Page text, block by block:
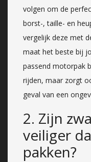
volgen om de
borst-, taille- en
vergelijk deze met
maat het beste bij
passend motorpak
rijden, maar zorgt
geval van een
2. Zijn
veiliger
pakken?